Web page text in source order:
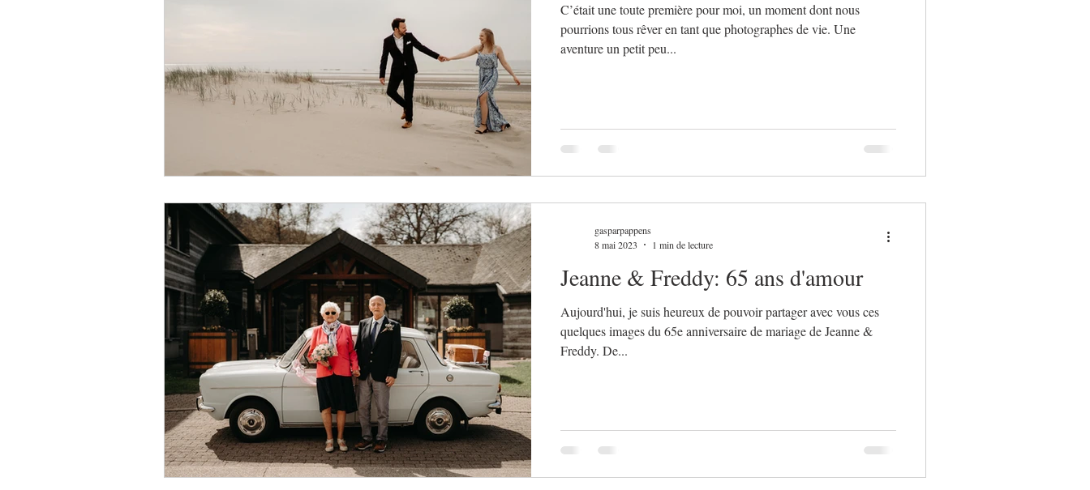
C’était une toute première pour moi, un moment dont nous
pourrions tous rêver en tant que photographes de vie. Une
aventure un petit peu...
Jeanne & Freddy: 65 ans d'amour
Aujourd'hui, je suis heureux de pouvoir partager avec vous ces
quelques images du 65e anniversaire de mariage de Jeanne &
Freddy. De...
gasparpappens
8 mai 2023
1 min de lecture